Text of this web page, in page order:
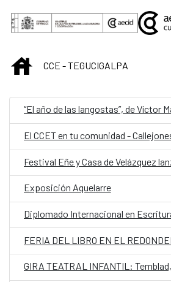
Saltar al contenido principal
INICIOCCE - TEGUCIGALPA
El CCET en tu comunidad -
Exposición Aquelarre
Diplomado Internacional en
FERIA DEL LIBRO EN EL REDONDEL